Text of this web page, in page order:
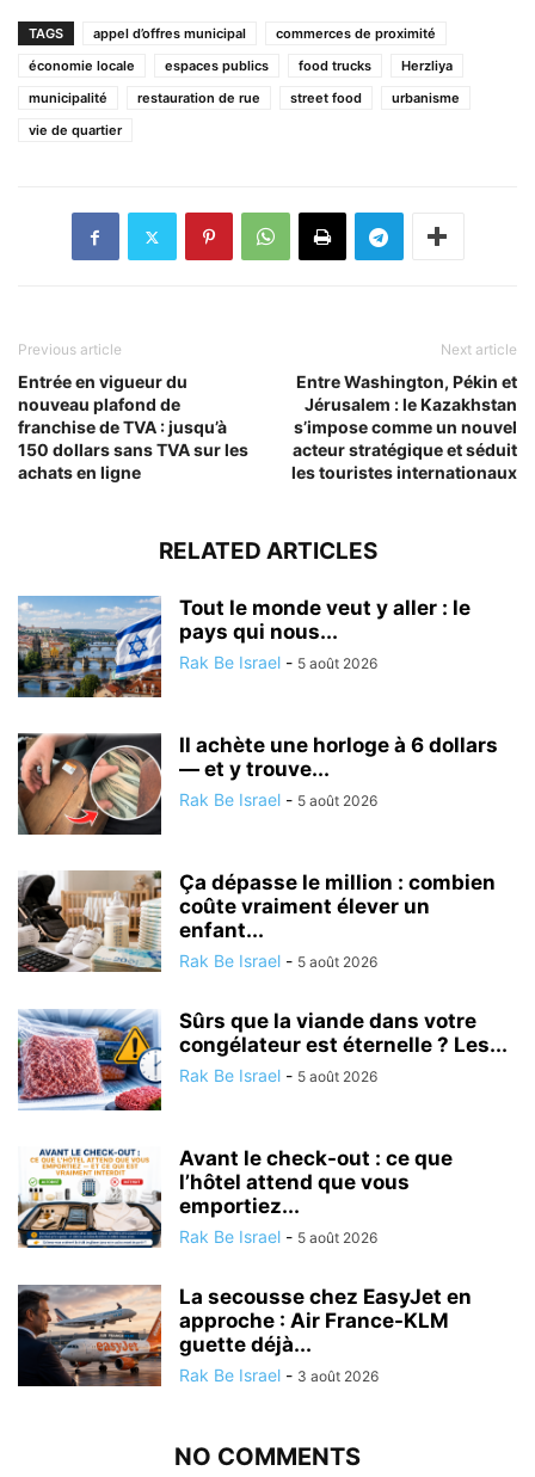
TAGS appel d’offres municipal
commerces de proximité
économie locale
espaces publics food trucks
Herzliya
municipalité
restauration de rue street food
urbanisme
vie de quartier
Previous article
Entrée en vigueur du
nouveau plafond de
franchise de TVA : jusqu’à
150 dollars sans TVA sur les
achats en ligne
Next article
Entre Washington, Pékin et
Jérusalem : le Kazakhstan
s’impose comme un nouvel
acteur stratégique et séduit
les touristes internationaux
RELATED ARTICLES
Tout le monde veut y aller : le
pays qui nous...
Rak Be Israel - 5 août 2026
Il achète une horloge à 6 dollars
— et y trouve...
Rak Be Israel - 5 août 2026
Ça dépasse le million : combien
coûte vraiment élever un
enfant...
Rak Be Israel - 5 août 2026
Sûrs que la viande dans votre
congélateur est éternelle ? Les...
Rak Be Israel - 5 août 2026
Avant le check-out : ce que
l’hôtel attend que vous
emportiez...
Rak Be Israel - 5 août 2026
La secousse chez EasyJet en
approche : Air France-KLM
guette déjà...
Rak Be Israel - 3 août 2026
NO COMMENTS